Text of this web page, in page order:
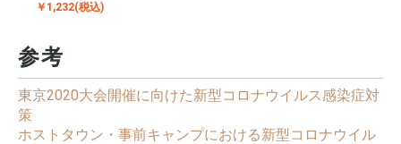
￥1,232(税込)
参考
東京2020大会開催に向けた新型コロナウイルス感染症対
策
ホストタウン・事前キャンプにおける新型コロナウイル